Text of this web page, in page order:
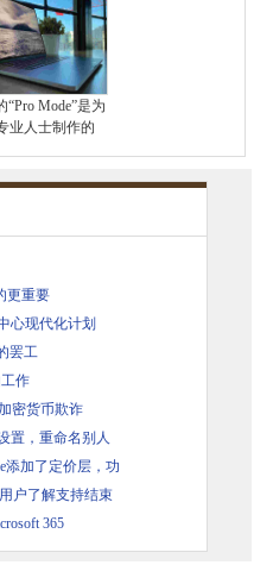
“Pro Mode”是为
业人士制作的
更重要
心现代化计划
罢工
作
密货币欺诈
置，重命名别人
添加了定价层，功
户了解支持结束
365